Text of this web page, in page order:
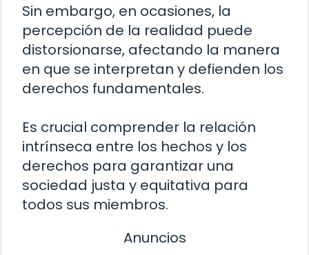
Sin embargo, en ocasiones, la
percepción de la realidad puede
distorsionarse, afectando la manera
en que se interpretan y defienden los
derechos fundamentales.
Es crucial comprender la relación
intrínseca entre los hechos y los
derechos para garantizar una
sociedad justa y equitativa para
todos sus miembros.
Anuncios